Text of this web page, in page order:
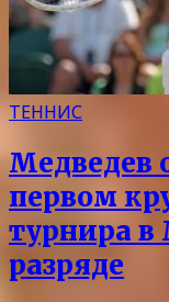
ТЕННИС
Медведев
первом
турнира в
разряде